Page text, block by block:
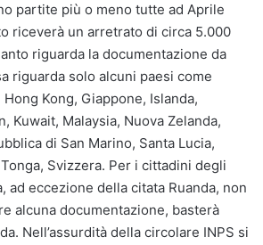
partite più o meno tutte ad Aprile
riceverà un arretrato di circa 5.000
riguarda la documentazione da
riguarda solo alcuni paesi come
Kong, Giappone, Islanda,
Kuwait, Malaysia, Nuova Zelanda,
di San Marino, Santa Lucia,
Svizzera. Per i cittadini degli
ad eccezione della citata Ruanda, non
alcuna documentazione, basterà
Nell’assurdità della circolare INPS si